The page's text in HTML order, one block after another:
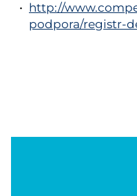
http://
podpora/registr-